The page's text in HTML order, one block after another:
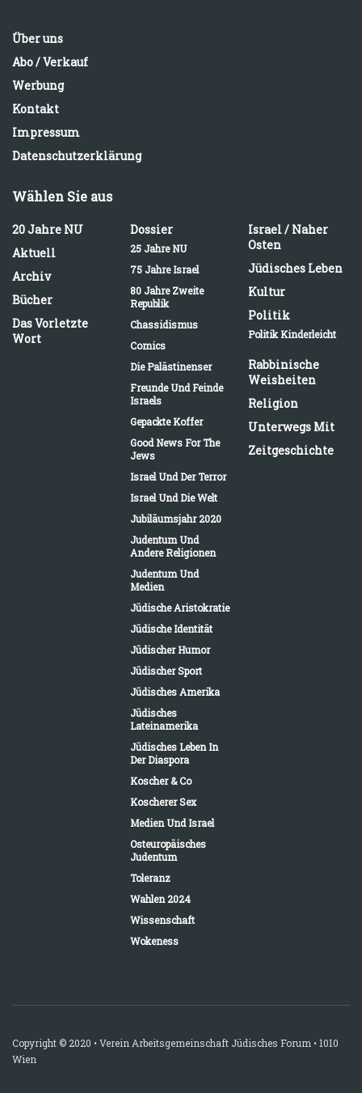
Über uns
Abo / Verkauf
Werbung
Kontakt
Impressum
Datenschutzerklärung
Wählen Sie aus
20 Jahre NU
Aktuell
Archiv
Bücher
Das Vorletzte
Wort
Dossier
25 Jahre NU
75 Jahre Israel
80 Jahre Zweite
Republik
Chassidismus
Comics
Die Palästinenser
Freunde Und Feinde
Israels
Gepackte Koffer
Good News For The
Jews
Israel Und Der Terror
Israel Und Die Welt
Jubiläumsjahr 2020
Judentum Und
Andere Religionen
Judentum Und
Medien
Jüdische Aristokratie
Jüdische Identität
Jüdischer Humor
Jüdischer Sport
Jüdisches Amerika
Jüdisches
Lateinamerika
Jüdisches Leben In
Der Diaspora
Koscher & Co
Koscherer Sex
Medien Und Israel
Osteuropäisches
Judentum
Toleranz
Wahlen 2024
Wissenschaft
Wokeness
Israel / Naher
Osten
Jüdisches Leben
Kultur
Politik
Politik Kinderleicht
Rabbinische
Weisheiten
Religion
Unterwegs Mit
Zeitgeschichte
Copyright © 2020 • Verein Arbeitsgemeinschaft Jüdisches Forum • 1010
Wien